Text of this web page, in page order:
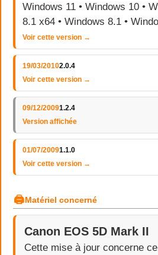
Windows 11 • Windows 10 •
8.1 x64 • Windows 8.1 •
Voir cette version →
19/03/20102.0.4
Voir cette version →
09/12/20091.2.4
Version affichée
01/07/20091.1.0
Voir cette version →
🖨Matériel concerné
Canon EOS 5D Mark II
Cette mise à jour concerne